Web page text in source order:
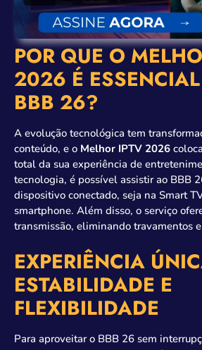
POR QUE O
2026 É
BBB 26?
A evolução tecnológica tem
conteúdo, e o Melhor IPTV 2026
total da sua experiência de
tecnologia, é possível assistir ao BBB
dispositivo conectado, seja na Smart
smartphone. Além disso, o serviço
transmissão, eliminando travamentos
EXPERIÊNCIA
ESTABILIDADE E
FLEXIBILIDADE
Para aproveitar o BBB 26 sem